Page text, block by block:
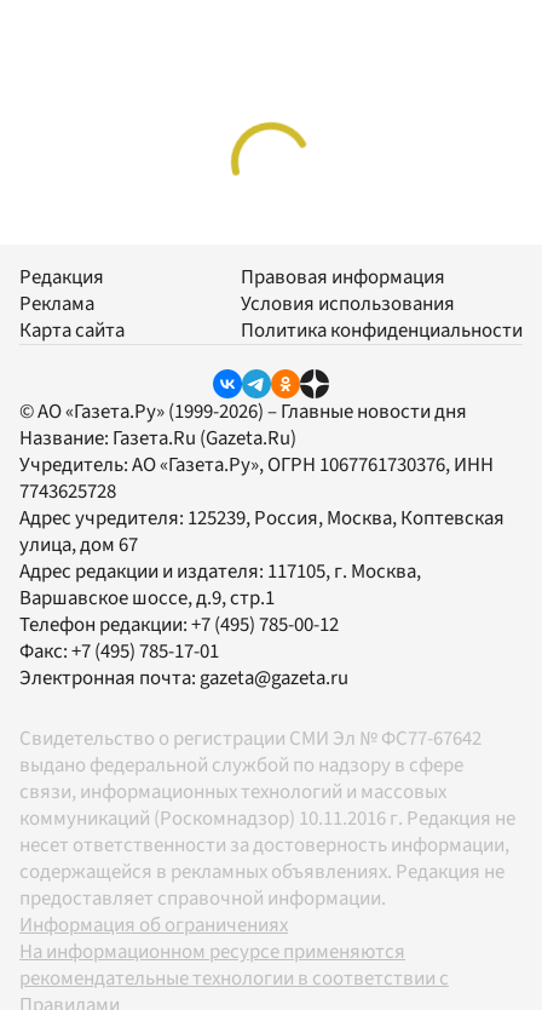
Редакция
Реклама
Карта сайта
Правовая информация
Условия использования
Политика конфиденциальности
© АО «Газета.Ру» (1999-2026) – Главные новости дня
Название: Газета.Ru (Gazeta.Ru)
Учредитель:АО «Газета.Ру», ОГРН 1067761730376, ИНН
7743625728
Адрес учредителя: 125239, Россия, Москва, Коптевская
улица, дом 67
Адрес редакции и издателя: 117105, г. Москва,
Варшавское шоссе, д.9, стр.1
Телефон редакции:+7 (495) 785-00-12
Факс:+7 (495) 785-17-01
Электронная почта: gazeta@gazeta.ru
Свидетельство о регистрации СМИ Эл № ФС77-67642
выдано федеральной службой по надзору в сфере
связи, информационных технологий и массовых
коммуникаций (Роскомнадзор) 10.11.2016 г. Редакция не
несет ответственности за достоверность информации,
содержащейся в рекламных объявлениях. Редакция не
предоставляет справочной информации.
Информация об ограничениях
На информационном ресурсе применяются
рекомендательные технологии в соответствии с